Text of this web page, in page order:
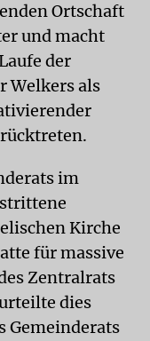
Ortschaft
und macht
der
Welkers als
im
Kirche
für massive
Zentralrats
dies
Gemeinderats